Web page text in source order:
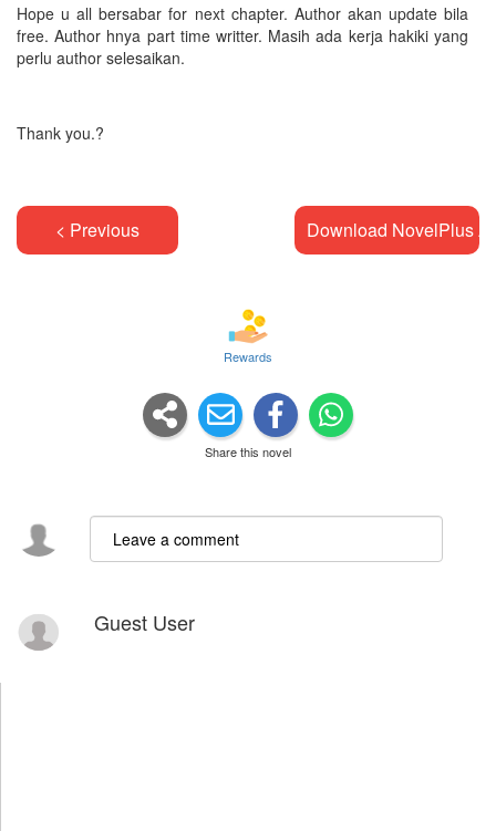
Hope u all bersabar for next chapter. Author akan update bila
free. Author hnya part time writter. Masih ada kerja hakiki yang
perlu author selesaikan.
Thank you.?
< Previous Download NovelPlus
Rewards
Share this novel
Guest User